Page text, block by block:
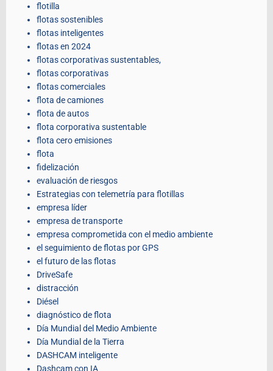
flotilla
flotas sostenibles
flotas inteligentes
flotas en 2024
flotas corporativas sustentables,
flotas corporativas
flotas comerciales
flota de camiones
flota de autos
flota corporativa sustentable
flota cero emisiones
flota
fidelización
evaluación de riesgos
Estrategias con telemetría para flotillas
empresa líder
empresa de transporte
empresa comprometida con el medio ambiente
el seguimiento de flotas por GPS
el futuro de las flotas
DriveSafe
distracción
Diésel
diagnóstico de flota
Día Mundial del Medio Ambiente
Día Mundial de la Tierra
DASHCAM inteligente
Dashcam con IA